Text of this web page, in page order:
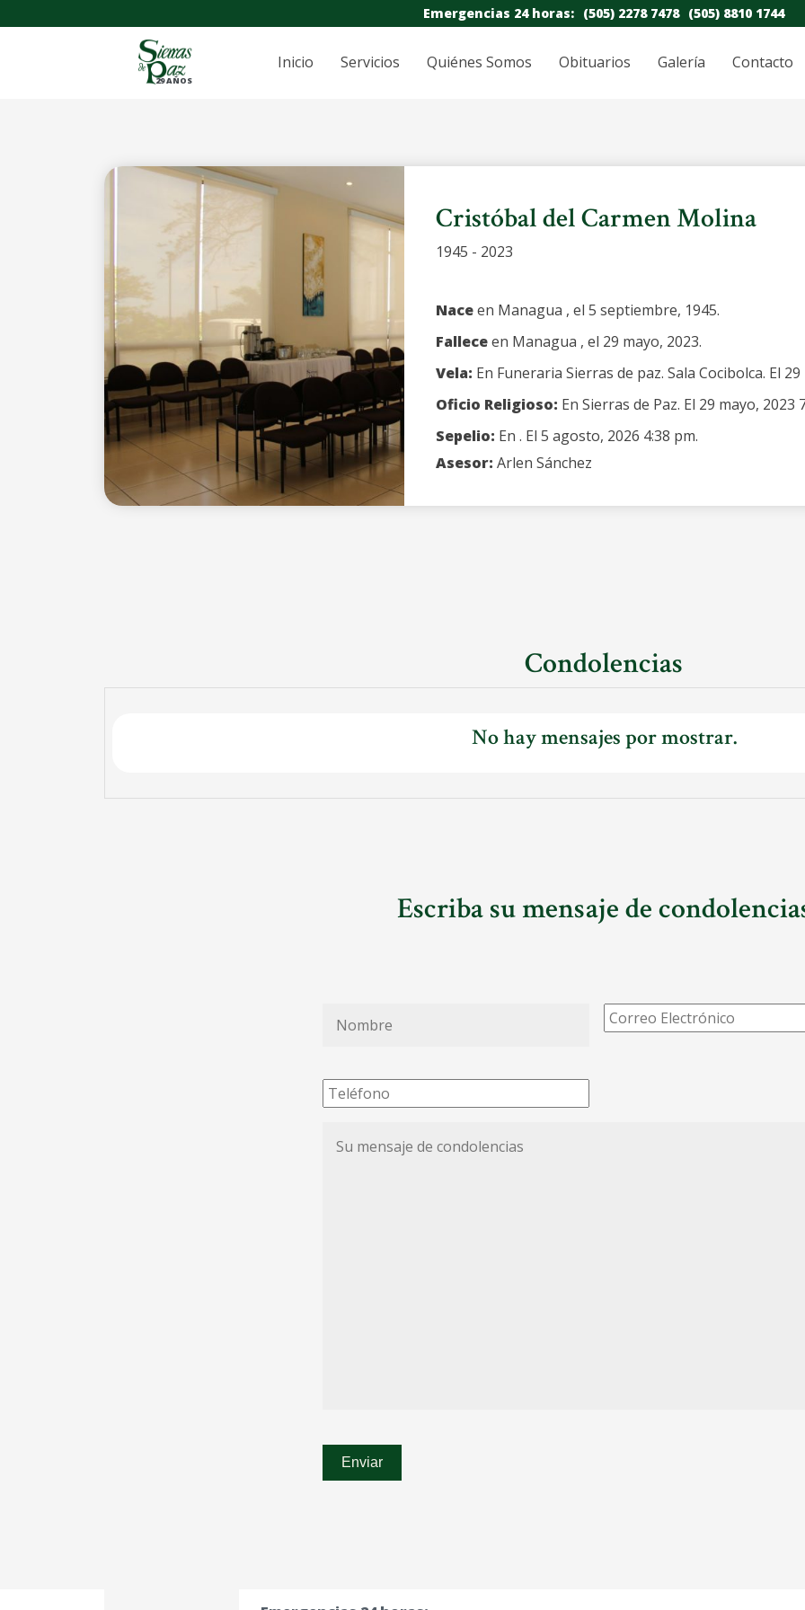
Emergencias 24 horas: (505) 2278 7478 (505) 8810 1744
29 AÑOS
Inicio Servicios Quiénes Somos Obituarios Galería Contacto
Cristóbal del Carmen Molina
1945 - 2023
Naceen Managua , el 5 septiembre, 1945.
Falleceen Managua , el 29 mayo, 2023.
Vela: En Funeraria Sierras de paz. Sala Cocibolca. El
Oficio Religioso: En Sierras de Paz. El 29 mayo, 2023
Sepelio: En . El 5 agosto, 2026 4:38 pm.
Asesor: Arlen Sánchez
Condolencias
No hay mensajes por mostrar.
Escriba su mensaje de
Electrónico *
mensaje